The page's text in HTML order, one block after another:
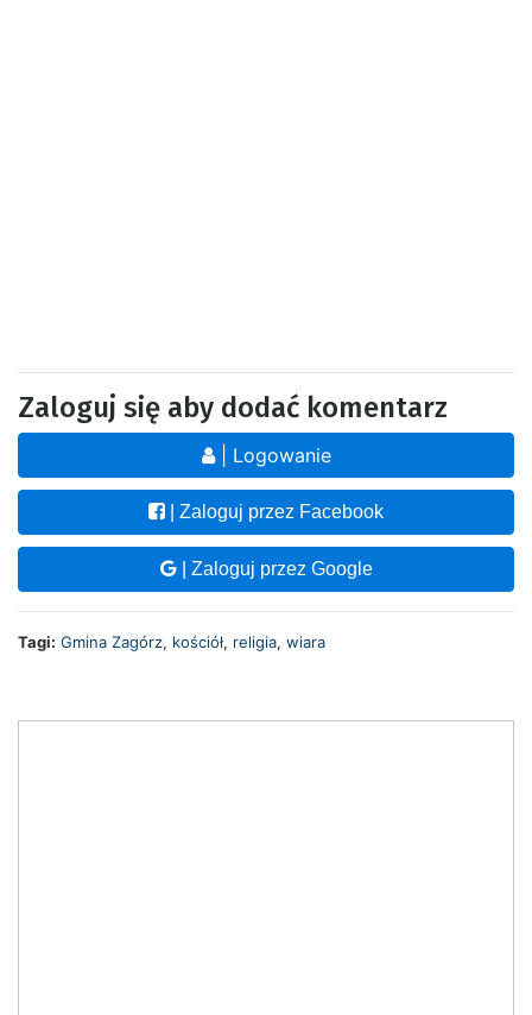
Zaloguj się aby dodać komentarz
| Logowanie
| Zaloguj przez Facebook
| Zaloguj przez Google
Tagi: Gmina Zagórz, kościół, religia, wiara